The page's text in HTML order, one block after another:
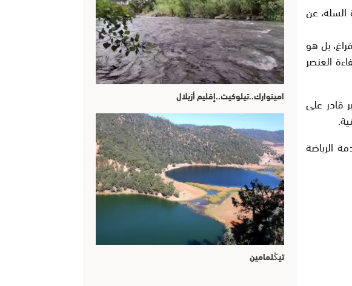
السلة، عن
بل هو
العنصر
قادر على
الرياضة
امينوارك..تيلوكيت..إقليم أزيلال
تيڭلمامين